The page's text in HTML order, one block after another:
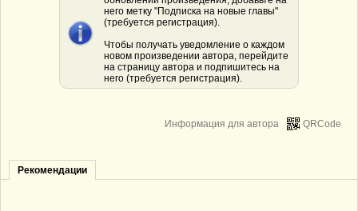
него метку "Подписка на новые главы"
(требуется регистрация).
Чтобы получать уведомление о каждом
новом произведении автора, перейдите
на страницу автора и подпишитесь на
него (требуется регистрация).
QRCode
Информация для автора
Рекомендации